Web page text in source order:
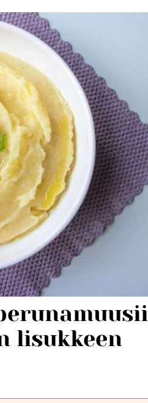
lisukkeen